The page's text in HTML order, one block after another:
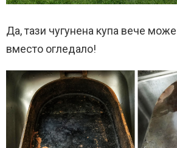
Да, тази чугунена купа вече
вместо огледало!